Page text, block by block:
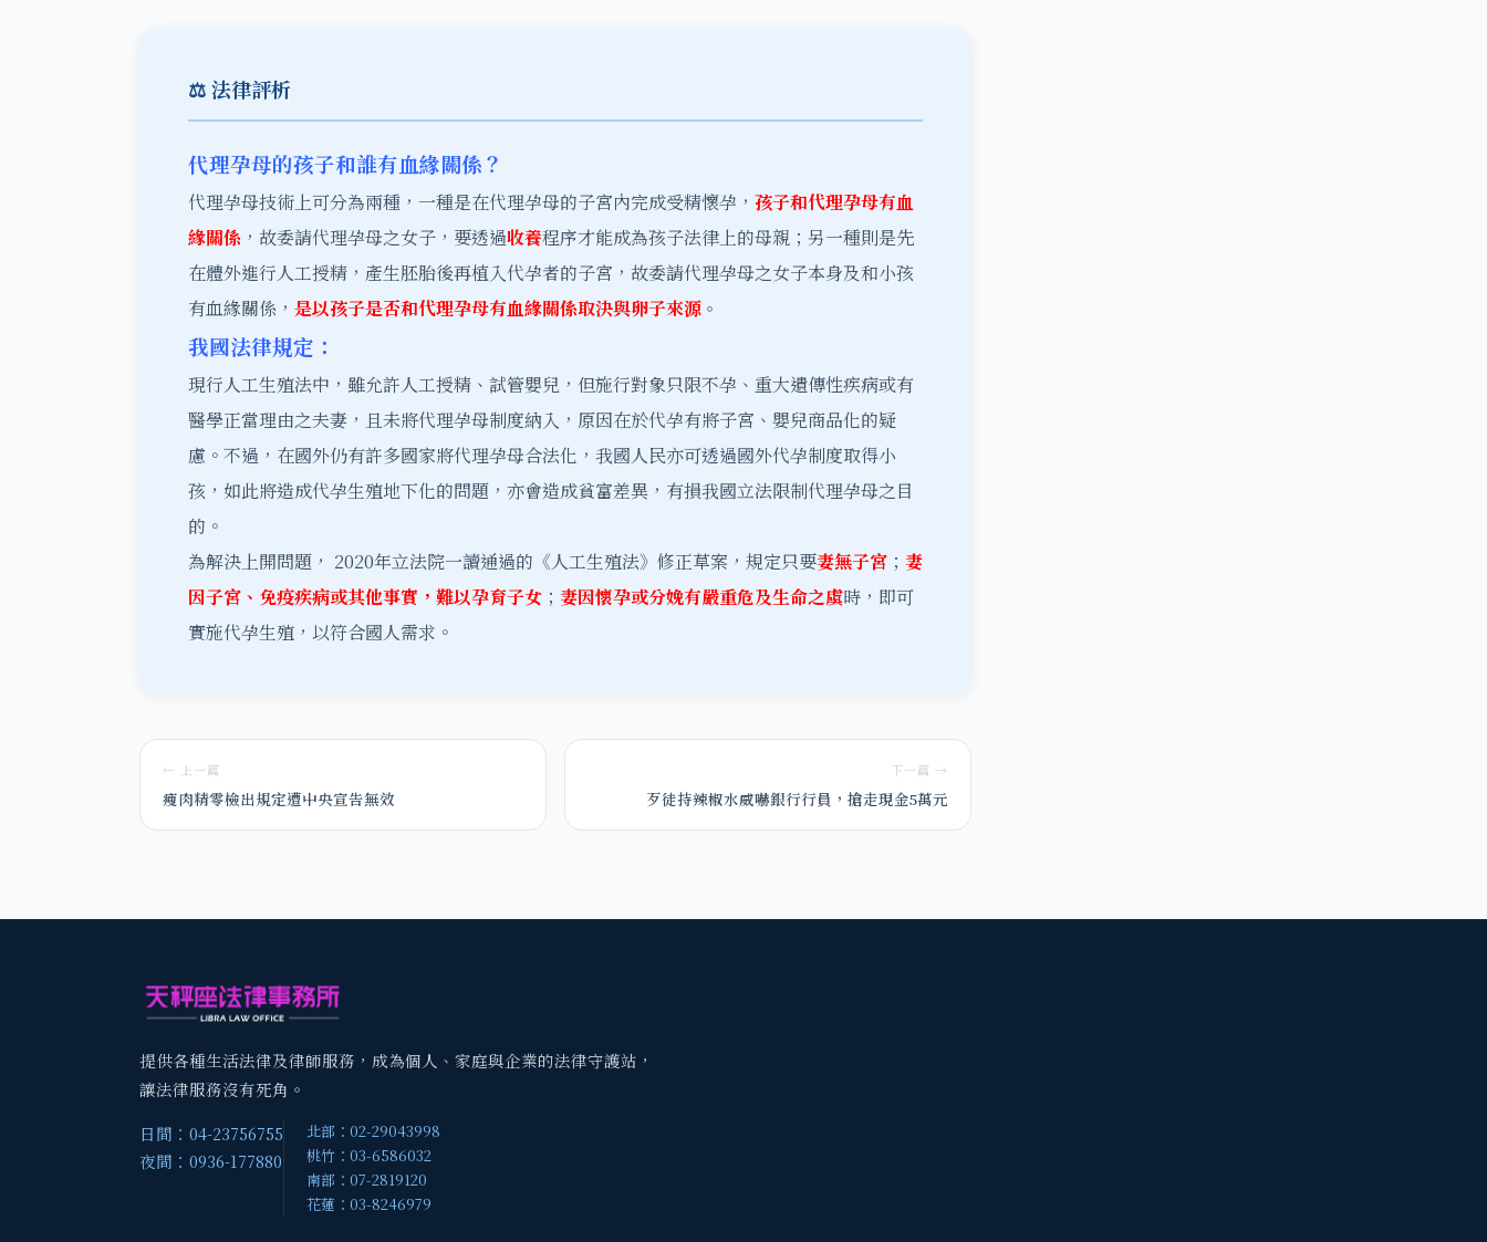
⚖️ 法律評析
代理孕母的孩子和誰有血緣關係？
代理孕母技術上可分為兩種，一種是在代理孕母的子宮內完成受精懷孕， 孩子和代理孕母有血
緣關係 ，故委請代理孕母之女子，要透過收養程序才能成為孩子法律上的母親；另一種則是先
在體外進行人工授精，產生胚胎後再植入代孕者的子宮，故委請代理孕母之女子本身及和小孩
有血緣關係， 是以孩子是否和代理孕母有血緣關係取決與卵子來源 。
我國法律規定：
現行人工生殖法中，雖允許人工授精、試管嬰兒，但施行對象只限不孕、重大遺傳性疾病或有
醫學正當理由之夫妻，且未將代理孕母制度納入，原因在於代孕有將子宮、嬰兒商品化的疑
慮。不過，在國外仍有許多國家將代理孕母合法化，我國人民亦可透過國外代孕制度取得小
孩，如此將造成代孕生殖地下化的問題，亦會造成貧富差異，有損我國立法限制代理孕母之目
的。
為解決上開問題， 2020年立法院一讀通過的《人工生殖法》修正草案，規定只要妻無子宮 ； 妻
因子宮、免疫疾病或其他事實，難以孕育子女 ； 妻因懷孕或分娩有嚴重危及生命之虞時，即可
實施代孕生殖，以符合國人需求。
← 上一篇
瘦肉精零檢出規定遭中央宣告無效
下一篇 →
歹徒持辣椒水威嚇銀行行員，搶走現金5萬元
提供各種生活法律及律師服務，成為個人、家庭與企業的法律守護站，
讓法律服務沒有死角。
日間：04-23756755
夜間：0936-177880
北部：02-29043998
桃竹：03-6586032
南部：07-2819120
花蓮：03-8246979